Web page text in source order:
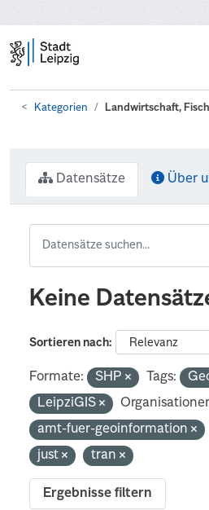
Kategorien Landwirtschaft,
Datensätze Über
Keine
Sortieren nach
Formate: SHP Tags:
LeipziGIS
amt-fuer-geoinformation
just
tran
Ergebnisse filtern